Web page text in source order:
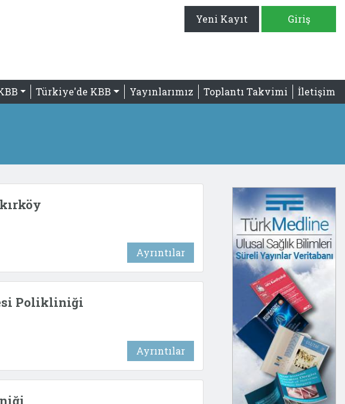
Yeni Kayıt Giriş
Türkiye'de KBB Yayınlarımız Toplantı Takvimi İletişim
Ayrıntılar
Polikliniği
Ayrıntılar